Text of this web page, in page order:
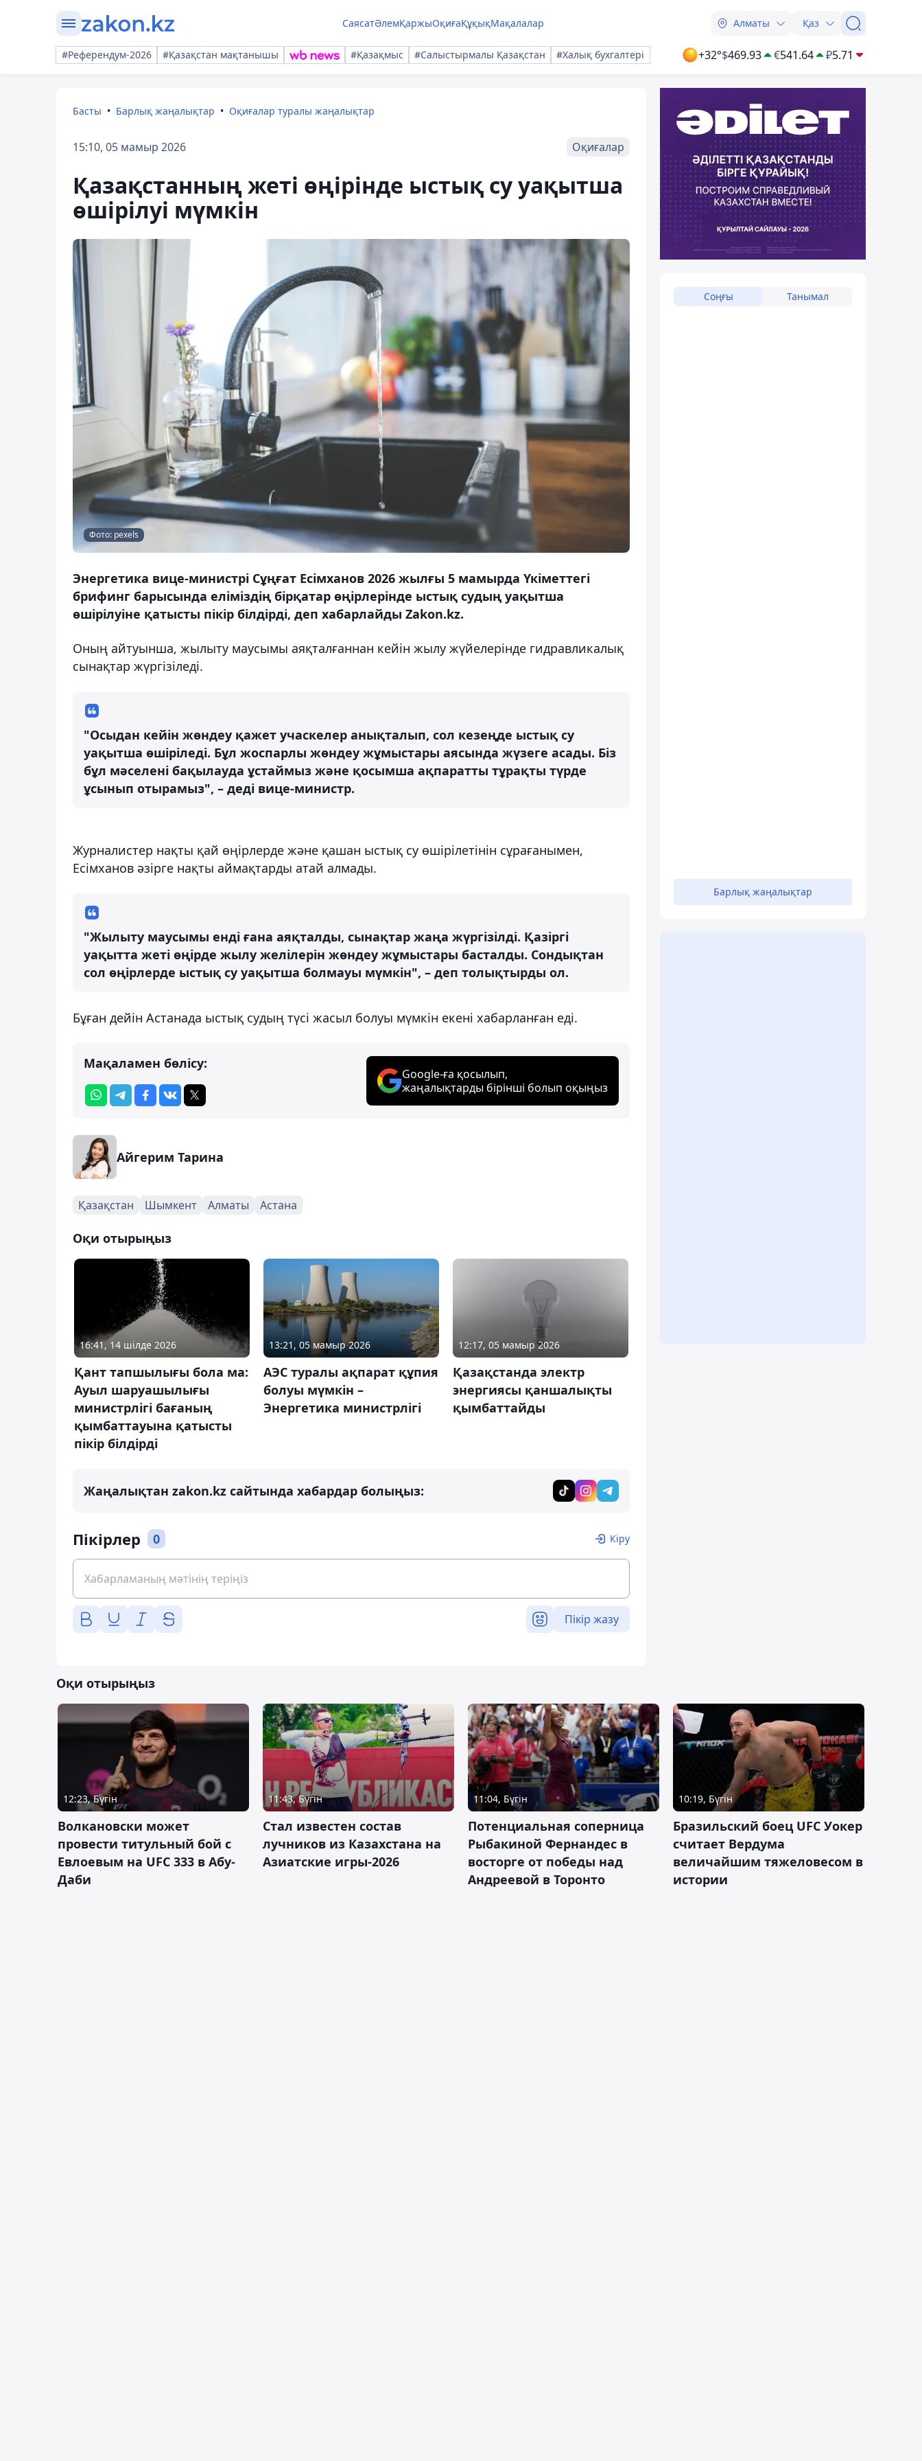
СаясатӘлемҚаржыОқиғаҚұқықМақалалар Алматы Қаз
#Референдум-2026 #Қазақстан мақтанышы #Қазақмыс #Салыстырмалы Қазақстан #Халық бухгалтері +32°$469.93 €541.64 ₽5.71
Басты Барлық жаңалықтар Оқиғалар туралы жаңалықтар
15:10, 05 мамыр 2026 Оқиғалар
Қазақстанның жеті өңірінде ыстық су уақытша
өшірілуі мүмкін
Фото: pexels
Энергетика вице-министрі Сұңғат Есімханов 2026 жылғы 5 мамырда Үкіметтегі
брифинг барысында еліміздің бірқатар өңірлерінде ыстық судың уақытша
өшірілуіне қатысты пікір білдірді, деп хабарлайды Zakon.kz.
Оның айтуынша, жылыту маусымы аяқталғаннан кейін жылу жүйелерінде гидравликалық
сынақтар жүргізіледі.
"Осыдан кейін жөндеу қажет учаскелер анықталып, сол кезеңде ыстық су
уақытша өшіріледі. Бұл жоспарлы жөндеу жұмыстары аясында жүзеге асады. Біз
бұл мәселені бақылауда ұстаймыз және қосымша ақпаратты тұрақты түрде
ұсынып отырамыз", – деді вице-министр.
Журналистер нақты қай өңірлерде және қашан ыстық су өшірілетінін сұрағанымен,
Есімханов әзірге нақты аймақтарды атай алмады.
"Жылыту маусымы енді ғана аяқталды, сынақтар жаңа жүргізілді. Қазіргі
уақытта жеті өңірде жылу желілерін жөндеу жұмыстары басталды. Сондықтан
сол өңірлерде ыстық су уақытша болмауы мүмкін", – деп толықтырды ол.
Бұған дейін Астанада ыстық судың түсі жасыл болуы мүмкін екені хабарланған еді.
Мақаламен бөлісу:
Google-ға қосылып,
жаңалықтарды бірінші болып оқыңыз
Айгерим Тарина
Қазақстан Шымкент Алматы Астана
Оқи отырыңыз
16:41, 14 шілде 2026
Қант тапшылығы бола ма:
Ауыл шаруашылығы
министрлігі бағаның
қымбаттауына қатысты
пікір білдірді
13:21, 05 мамыр 2026
АЭС туралы ақпарат құпия
болуы мүмкін –
Энергетика министрлігі
12:17, 05 мамыр 2026
Қазақстанда электр
энергиясы қаншалықты
қымбаттайды
Жаңалықтан zakon.kz сайтында хабардар болыңыз:
Пікірлер 0 Кіру
Пікір жазу
Соңғы Танымал
Барлық жаңалықтар
Оқи отырыңыз
12:23, Бүгін
Волкановски может
провести титульный бой с
Евлоевым на UFC 333 в Абу-
Даби
11:43, Бүгін
Стал известен состав
лучников из Казахстана на
Азиатские игры-2026
11:04, Бүгін
Потенциальная соперница
Рыбакиной Фернандес в
восторге от победы над
Андреевой в Торонто
10:19, Бүгін
Бразильский боец UFC Уокер
считает Вердума
величайшим тяжеловесом в
истории